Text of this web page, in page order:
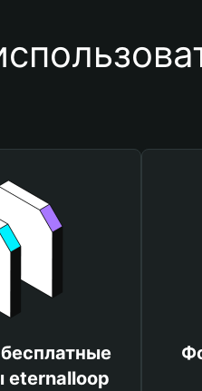
eternalloop